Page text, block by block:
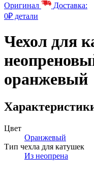
Оригинал
Доставка:
0₽ детали
Чехол для
оранжевый
Цвет
Оранжевый
Тип чехла для катушек
Из неопрена